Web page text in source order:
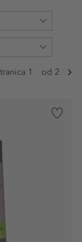
1 od 2